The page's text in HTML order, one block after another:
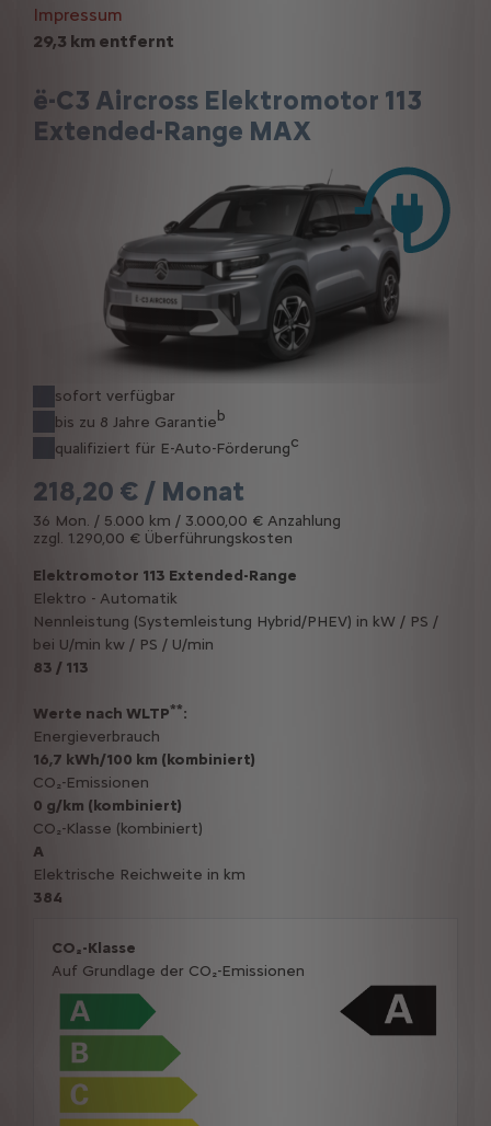
29,3 km entfernt
ë-C3 Aircross Elektromotor 113
Extended-Range MAX
sofort verfügbar
bis zu 8 Jahre Garantieb
qualifiziert für E-Auto-Förderungc
218,20 € / Monat
36 Mon. / 5.000 km / 3.000,00 € Anzahlung
zzgl. 1.290,00 € Überführungskosten
Impressum
Elektromotor 113 Extended-Range
Elektro - Automatik
Nennleistung (Systemleistung Hybrid/PHEV) in kW / PS /
bei U/min kw / PS / U/min
83 / 113
Werte nach WLTP**:
Energieverbrauch
16,7 kWh/100 km (kombiniert)
CO₂-Emissionen
0 g/km (kombiniert)
CO₂-Klasse (kombiniert)
A
Elektrische Reichweite in km
384
CO₂-Klasse
Auf Grundlage der CO₂-Emissionen